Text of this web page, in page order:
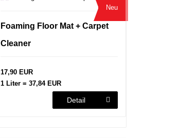
Neu
Foaming Floor Mat + Carpet
Cleaner
17,90 EUR
1 Liter = 37,84 EUR
Detail